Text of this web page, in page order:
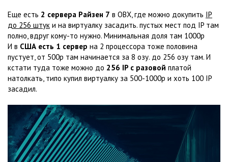
Еще есть 2 сервера Райзен 7 в ОВХ, где можно докупить IP
до 256 штук и на виртуалку засадить. пустых мест под IP там
полно, вдруг кому-то нужно. Минимальная доля там 1000р
И в США есть 1 сервер на 2 процессора тоже половина
пустует, от 500р там начинается за 8 озу. до 256 озу там. И
кстати туда тоже можно до 256 IP с разовой платой
натолкать, типо купил виртуалку за 500-1000р и хоть 100 IP
засадил.